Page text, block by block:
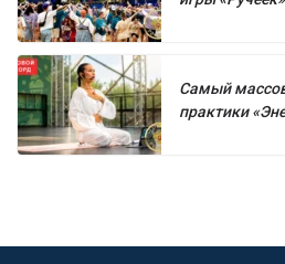
Самый
практики